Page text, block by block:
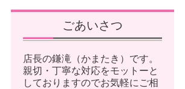
ごあいさつ
店長の鎌滝（かまたき）です。
親切・丁寧な対応をモットーと
しておりますのでお気軽にご相